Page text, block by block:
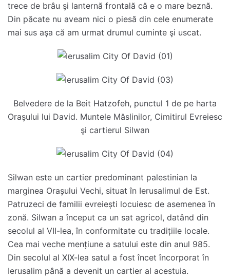
trece de brâu şi lanternă frontală că e o mare beznă.
Din păcate nu aveam nici o piesă din cele enumerate
mai sus aşa că am urmat drumul cuminte şi uscat.
Belvedere de la Beit Hatzofeh, punctul 1 de pe harta
Oraşului lui David. Muntele Măslinilor, Cimitirul Evreiesc
şi cartierul Silwan
Silwan este un cartier predominant palestinian la
marginea Orașului Vechi, situat în Ierusalimul de Est.
Patruzeci de familii evreiești locuiesc de asemenea în
zonă. Silwan a început ca un sat agricol, datând din
secolul al VII-lea, în conformitate cu tradițiile locale.
Cea mai veche mențiune a satului este din anul 985.
Din secolul al XIX-lea satul a fost încet încorporat în
Ierusalim până a devenit un cartier al acestuia.